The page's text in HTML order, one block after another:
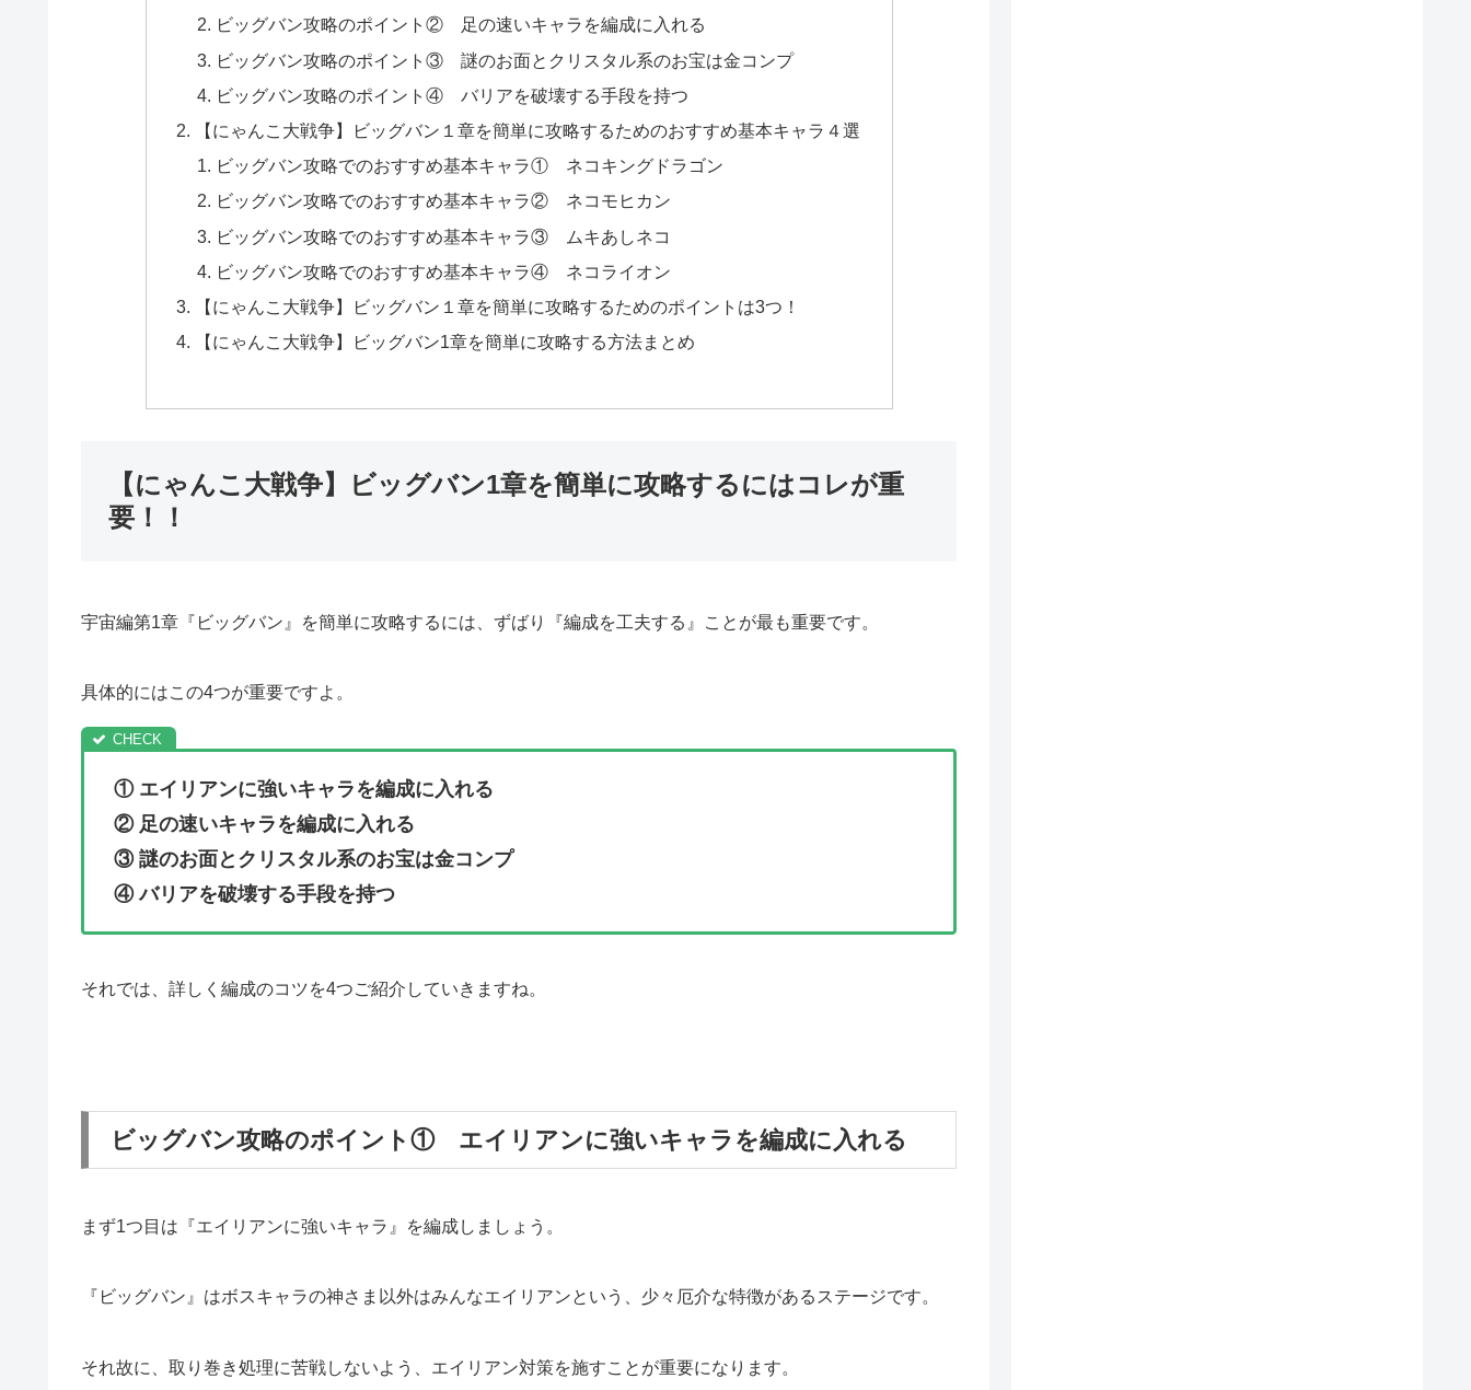
ビッグバン攻略のポイント② 足の速いキャラを編成に入れる
ビッグバン攻略のポイント③ 謎のお面とクリスタル系のお宝は金コンプ
ビッグバン攻略のポイント④ バリアを破壊する手段を持つ
【にゃんこ大戦争】ビッグバン１章を簡単に攻略するためのおすすめ基本キャラ４選
ビッグバン攻略でのおすすめ基本キャラ① ネコキングドラゴン
ビッグバン攻略でのおすすめ基本キャラ② ネコモヒカン
ビッグバン攻略でのおすすめ基本キャラ③ ムキあしネコ
ビッグバン攻略でのおすすめ基本キャラ④ ネコライオン
【にゃんこ大戦争】ビッグバン１章を簡単に攻略するためのポイントは3つ！
【にゃんこ大戦争】ビッグバン1章を簡単に攻略する方法まとめ
【にゃんこ大戦争】ビッグバン1章を簡単に攻略するにはコレが重
要！！
宇宙編第1章『ビッグバン』を簡単に攻略するには、ずばり『編成を工夫する』ことが最も重要です。
具体的にはこの4つが重要ですよ。
① エイリアンに強いキャラを編成に入れる
② 足の速いキャラを編成に入れる
③ 謎のお面とクリスタル系のお宝は金コンプ
④ バリアを破壊する手段を持つ
それでは、詳しく編成のコツを4つご紹介していきますね。
ビッグバン攻略のポイント① エイリアンに強いキャラを編成に入れる
まず1つ目は『エイリアンに強いキャラ』を編成しましょう。
『ビッグバン』はボスキャラの神さま以外はみんなエイリアンという、少々厄介な特徴があるステージです。
それ故に、取り巻き処理に苦戦しないよう、エイリアン対策を施すことが重要になります。